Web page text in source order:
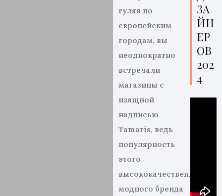
гуляя по
европейским
городам, вы
неоднократно
встречали
магазины с
изящной
надписью
Tamaris, ведь
популярность
этого
высококачественного
модного бренда
ЗА
ЙН
ЕР
ОВ
202
4